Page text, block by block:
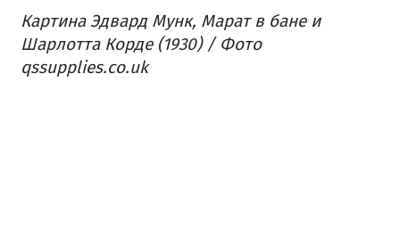
Картина Эдвард Мунк, Марат в бане и
Шарлотта Корде (1930) / Фото
qssupplies.co.uk